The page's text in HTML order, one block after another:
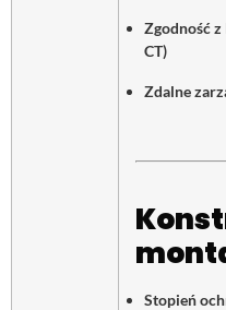
Zgodność
CT)
Zdalne
Stopień